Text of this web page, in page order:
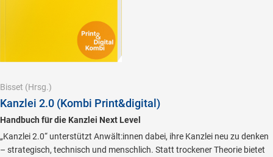
Bisset (Hrsg.)
Kanzlei 2.0 (Kombi Print&digital)
Handbuch für die Kanzlei Next Level
„Kanzlei 2.0“ unterstützt Anwält:innen dabei, ihre Kanzlei neu zu denken
– strategisch, technisch und menschlich. Statt trockener Theorie bietet